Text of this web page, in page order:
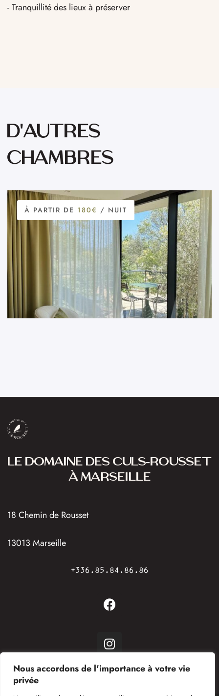
Nous accordons de l'importance à votre vie
privée
- Tranquillité des lieux à préserver
D'AUTRES
CHAMBRES
À PARTIR DE 180€ / NUIT
BASTIDE À l’écart du reste de la Bastide, la...
LE DOMAINE DES CULS-ROUSSET
À MARSEILLE
18 Chemin de Rousset
13013 Marseille
+336.85.84.86.86
Politique de confidentialité